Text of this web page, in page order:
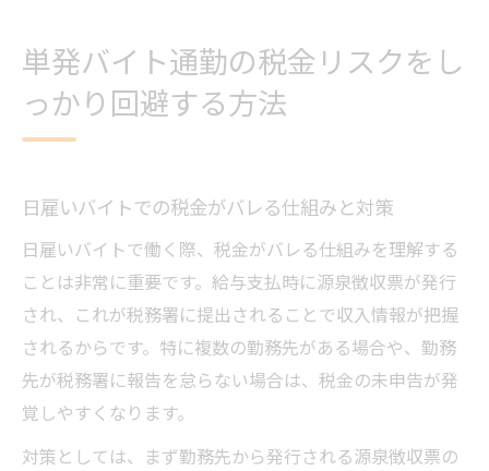
単発バイト通勤の税金リスクをし
っかり回避する方法
日雇いバイトでの税金がバレる仕組みと対策
日雇いバイトで働く際、税金がバレる仕組みを理解する
ことは非常に重要です。給与支払時に源泉徴収票が発行
され、これが税務署に提出されることで収入情報が把握
されるからです。特に複数の勤務先がある場合や、勤務
先が税務署に報告を怠らない場合は、税金の未申告が発
覚しやすくなります。
対策としては、まず勤務先から発行される源泉徴収票の